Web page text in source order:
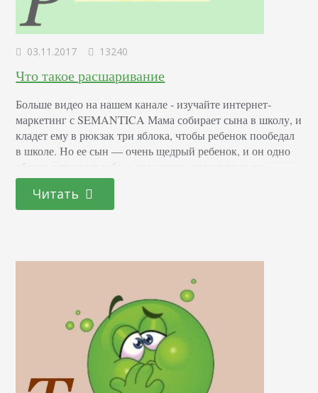
03.11.2017 13240
Что такое расшаривание
Больше видео на нашем канале - изучайте интернет-
маркетинг с SEMANTICA Мама собирает сына в школу, и
кладет ему в рюкзак три яблока, чтобы ребенок пообедал
в школе. Но ее сын — очень щедрый ребенок, и он одно
яблоко оставляет себе, а два других отдает друзьям.
Просто так, потому что захотел угостить. Яблоко — это
контент. А ребенок — тот пользователь,…
Читать